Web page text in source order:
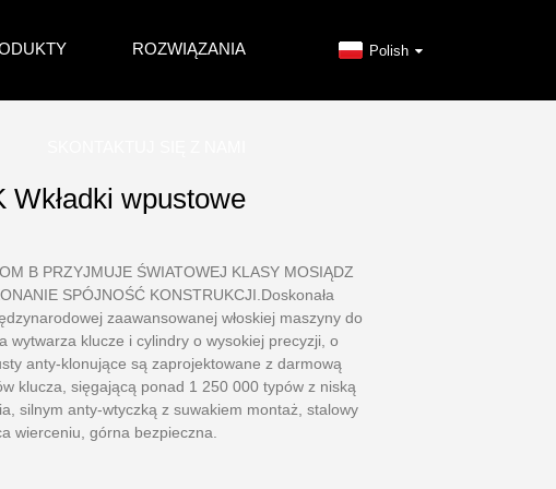
ROZWIĄZANIA Polish
Wkładki wpustowe
B PRZYJMUJE ŚWIATOWEJ KLASY MOSIĄDZ
SPÓJNOŚĆ KONSTRUKCJI.Doskonała
zaawansowanej włoskiej maszyny do
wytwarza klucze i cylindry o wysokiej precyzji, o
anty-klonujące są zaprojektowane z darmową
klucza, sięgającą ponad 1 250 000 typów z niską
silnym anty-wtyczką z suwakiem montaż, stalowy
wierceniu, górna bezpieczna.